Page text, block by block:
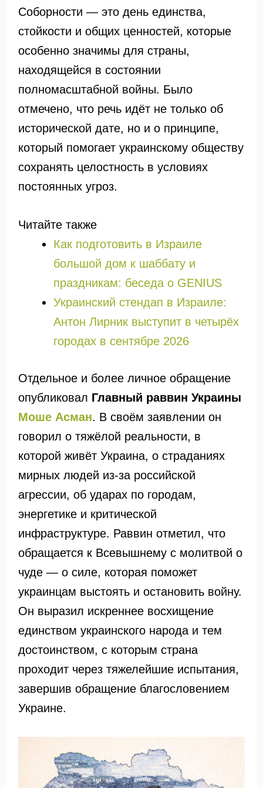
Соборности — это день единства,
стойкости и общих ценностей, которые
особенно значимы для страны,
находящейся в состоянии
полномасштабной войны. Было
отмечено, что речь идёт не только об
исторической дате, но и о принципе,
который помогает украинскому обществу
сохранять целостность в условиях
постоянных угроз.
Читайте также
Как подготовить в Израиле
большой дом к шаббату и
праздникам: беседа о GENIUS
Украинский стендап в Израиле:
Антон Лирник выступит в четырёх
городах в сентябре 2026
Отдельное и более личное обращение
опубликовал Главный раввин Украины
Моше Асман. В своём заявлении он
говорил о тяжёлой реальности, в
которой живёт Украина, о страданиях
мирных людей из-за российской
агрессии, об ударах по городам,
энергетике и критической
инфраструктуре. Раввин отметил, что
обращается к Всевышнему с молитвой о
чуде — о силе, которая поможет
украинцам выстоять и остановить войну.
Он выразил искреннее восхищение
единством украинского народа и тем
достоинством, с которым страна
проходит через тяжелейшие испытания,
завершив обращение благословением
Украине.